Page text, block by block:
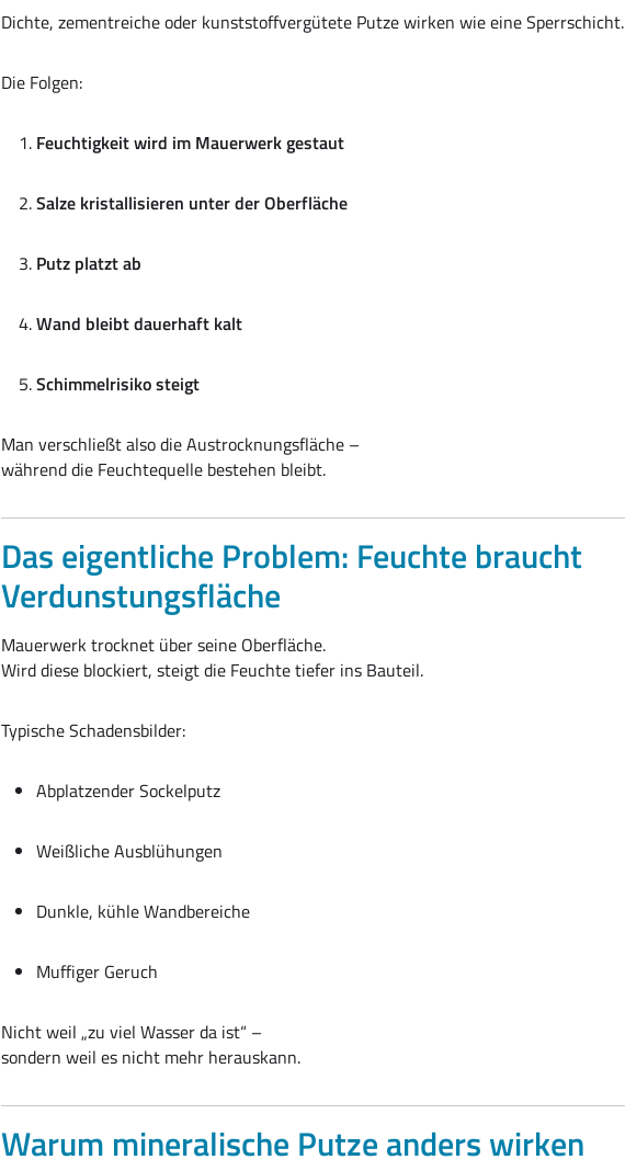
Dichte, zementreiche oder kunststoffvergütete Putze wirken wie eine Sperrschicht.
Die Folgen:
Feuchtigkeit wird im Mauerwerk gestaut
Salze kristallisieren unter der Oberfläche
Putz platzt ab
Wand bleibt dauerhaft kalt
Schimmelrisiko steigt
Man verschließt also die Austrocknungsfläche –
während die Feuchtequelle bestehen bleibt.
Das eigentliche Problem: Feuchte braucht
Verdunstungsfläche
Mauerwerk trocknet über seine Oberfläche.
Wird diese blockiert, steigt die Feuchte tiefer ins Bauteil.
Typische Schadensbilder:
Abplatzender Sockelputz
Weißliche Ausblühungen
Dunkle, kühle Wandbereiche
Muffiger Geruch
Nicht weil „zu viel Wasser da ist“ –
sondern weil es nicht mehr herauskann.
Warum mineralische Putze anders wirken